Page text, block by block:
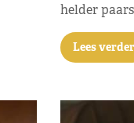
helder
Lees verder